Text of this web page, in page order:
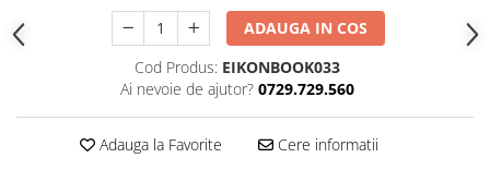
ADAUGA IN COS
Cod Produs: EIKONBOOK033
Ai nevoie de ajutor? 0729.729.560
Adauga la Favorite Cere informatii